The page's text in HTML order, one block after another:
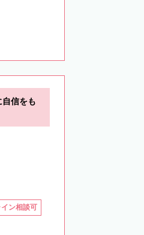
自信をも
ン相談可